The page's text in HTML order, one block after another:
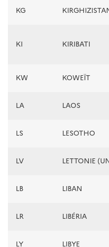
KG
KI KIRIBATI
KW KOWEÏT
LA LAOS
LS LESOTHO
LV LETTONIE
LB LIBAN
LR LIBÉRIA
LY LIBYE